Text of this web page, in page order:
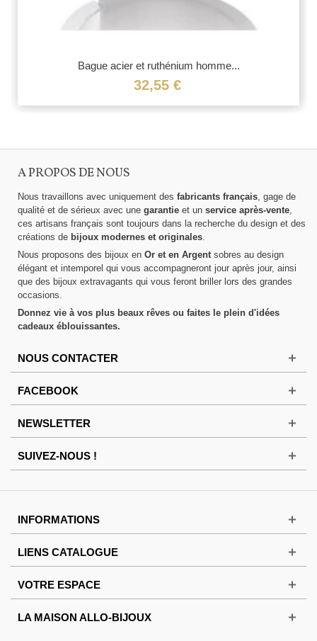
Bague acier et ruthénium homme...
32,55 €
A PROPOS DE NOUS
Nous travaillons avec uniquement des fabricants français , gage de
qualité et de sérieux avec une garantie et un service après-vente
ces artisans français sont toujours dans la recherche du design et des
créations de bijoux modernes et originales
Nous proposons des bijoux en Or et en Argent sobres au design
élégant et intemporel qui vous accompagneront jour après jour, ainsi
que des bijoux extravagants qui vous feront briller lors des grandes
occasions.
Donnez vie à vos plus beaux rêves ou faites le plein d'idées
cadeaux éblouissantes.
NOUS CONTACTER
FACEBOOK
NEWSLETTER
SUIVEZ-NOUS !
INFORMATIONS
LIENS CATALOGUE
VOTRE ESPACE
LA MAISON ALLO-BIJOUX